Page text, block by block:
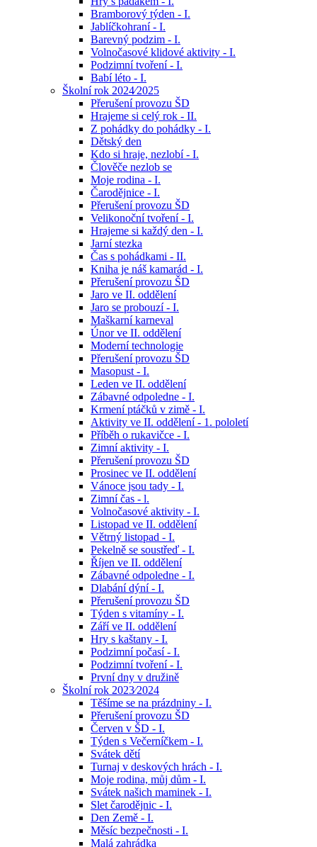
Bramborový týden - I.
Jablíčkohraní - I.
Barevný podzim - I.
Volnočasové klidové aktivity - I.
Podzimní tvoření - I.
Babí léto - I.
Školní rok 2024⁄2025
Přerušení provozu ŠD
Hrajeme si celý rok - II.
Z pohádky do pohádky - I.
Dětský den
Kdo si hraje, nezlobí - I.
Člověče nezlob se
Moje rodina - I.
Čarodějnice - I.
Přerušení provozu ŠD
Velikonoční tvoření - I.
Hrajeme si každý den - I.
Jarní stezka
Čas s pohádkami - II.
Kniha je náš kamarád - I.
Přerušení provozu ŠD
Jaro ve II. oddělení
Jaro se probouzí - I.
Maškarní karneval
Únor ve II. oddělení
Moderní technologie
Přerušení provozu ŠD
Masopust - I.
Leden ve II. oddělení
Zábavné odpoledne - I.
Krmení ptáčků v zimě - I.
Aktivity ve II. oddělení - 1. pololetí
Příběh o rukavičce - I.
Zimní aktivity - I.
Přerušení provozu ŠD
Prosinec ve II. oddělení
Vánoce jsou tady - I.
Zimní čas - l.
Volnočasové aktivity - I.
Listopad ve II. oddělení
Větrný listopad - I.
Pekelně se soustřeď - I.
Říjen ve II. oddělení
Zábavné odpoledne - I.
Dlabání dýní - I.
Přerušení provozu ŠD
Týden s vitamíny - I.
Září ve II. oddělení
Hry s kaštany - I.
Podzimní počasí - I.
Podzimní tvoření - I.
První dny v družině
Školní rok 2023⁄2024
Těšíme se na prázdniny - I.
Přerušení provozu ŠD
Červen v ŠD - I.
Týden s Večerníčkem - I.
Svátek dětí
Turnaj v deskových hrách - I.
Moje rodina, můj dům - I.
Svátek našich maminek - I.
Slet čarodějnic - I.
Den Země - I.
Měsíc bezpečnosti - I.
Malá zahrádka